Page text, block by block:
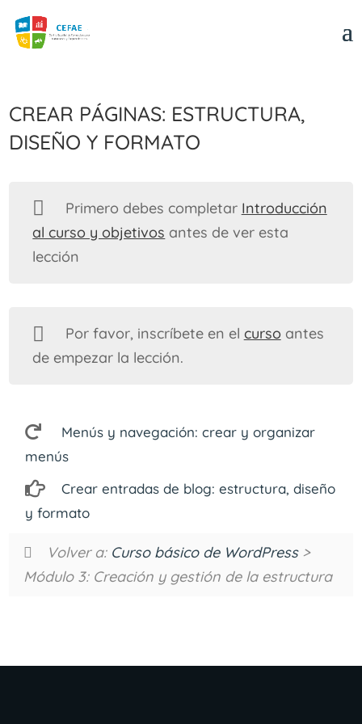
Crear páginas: estructura,
diseño y formato
Primero debes completar Introducción
al curso y objetivos antes de ver esta
lección
Por favor, inscríbete en el cursoantes
de empezar la lección.
Menús y navegación: crear y organizar
menús
Crear entradas de blog: estructura, diseño
y formato
Volver a: Curso básico de WordPress>
Módulo 3: Creación y gestión de la estructura